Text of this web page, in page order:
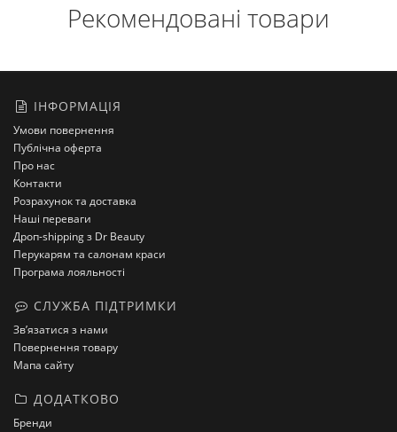
Рекомендовані товари
ІНФОРМАЦІЯ
Умови повернення
Публічна оферта
Про нас
Контакти
Розрахунок та доставка
Наші переваги
Дроп-shipping з Dr Beauty
Перукарям та салонам краси
Програма лояльності
СЛУЖБА ПІДТРИМКИ
Зв’язатися з нами
Повернення товару
Мапа сайту
ДОДАТКОВО
Бренди